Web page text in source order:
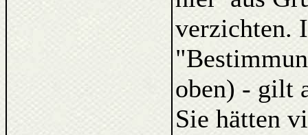
verzichten.
oben) - gilt
Sie hätten